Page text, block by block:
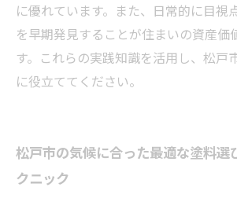
に優れています。また、日常的に目視
を早期発見することが住まいの資産価
す。これらの実践知識を活用し、松戸
に役立ててください。
松戸市の気候に合った最適な塗料選
クニック